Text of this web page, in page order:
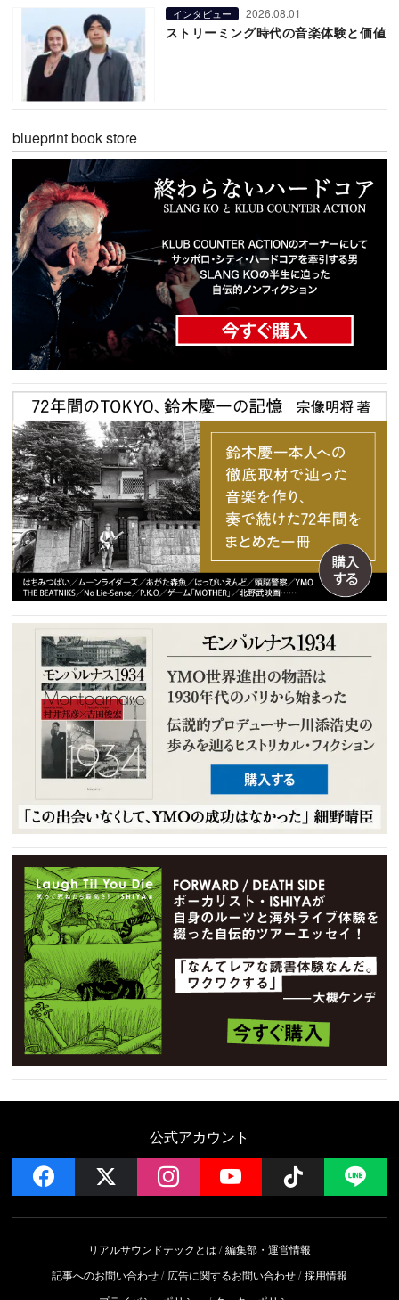
インタビュー 2026.08.01
ストリーミング時代の音楽体験と価値
blueprint book store
公式アカウント
facebook instagramYouTube Follow
リアルサウンドテックとは
編集部・運営情報
記事へのお問い合わせ
広告に関するお問い合わせ 採用情報